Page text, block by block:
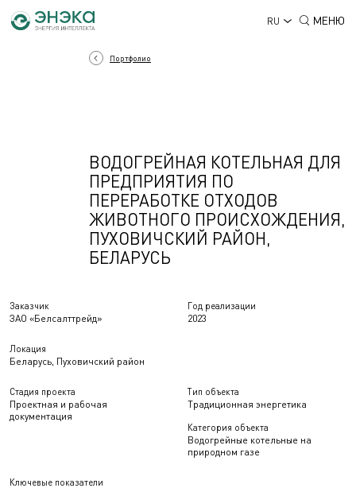
RU МЕНЮ
Заказчик
ЗАО «Белсалттрейд»
Год реализации
2023
Локация
Беларусь, Пуховичский район
Стадия проекта
Проектная и рабочая
документация
Тип объекта
Традиционная энергетика
Категория объекта
Водогрейные котельные на
природном газе
Ключевые показатели
Портфолио
ВОДОГРЕЙНАЯ КОТЕЛЬНАЯ ДЛЯ
ПРЕДПРИЯТИЯ ПО
ПЕРЕРАБОТКЕ ОТХОДОВ
ЖИВОТНОГО ПРОИСХОЖДЕНИЯ,
ПУХОВИЧСКИЙ РАЙОН,
БЕЛАРУСЬ